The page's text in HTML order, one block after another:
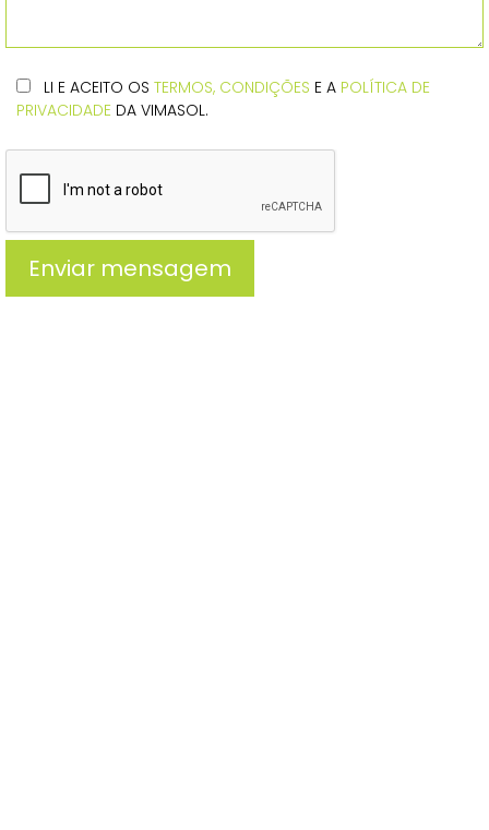
LI E ACEITO OS TERMOS, CONDIÇÕES E A POLÍTICA DE
PRIVACIDADE DA VIMASOL.
Enviar mensagem